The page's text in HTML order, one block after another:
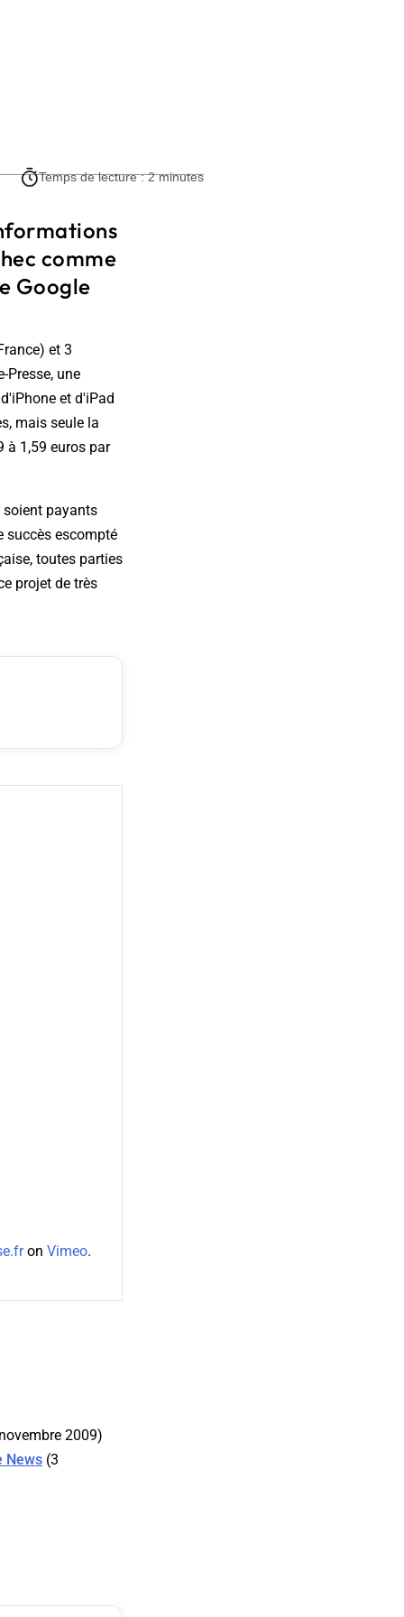
Temps de lecture : 2 minutes
comme
Google
et 3
Presse, une
et d'iPad
mais seule la
à 1,59 euros par
soient payants
succès escompté
toutes parties
projet de très
on Vimeo.
2009)
News (3